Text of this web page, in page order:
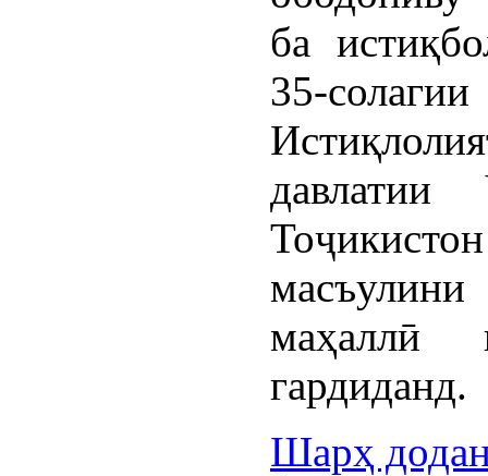
ба
35-солагии
давлатии
Тоҷикистон
маҳаллӣ
гардиданд.
Шарҳ